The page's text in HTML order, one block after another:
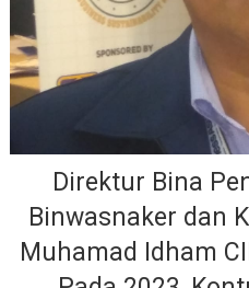
Direktur Bina
Binwasnaker dan
Muhamad Idham